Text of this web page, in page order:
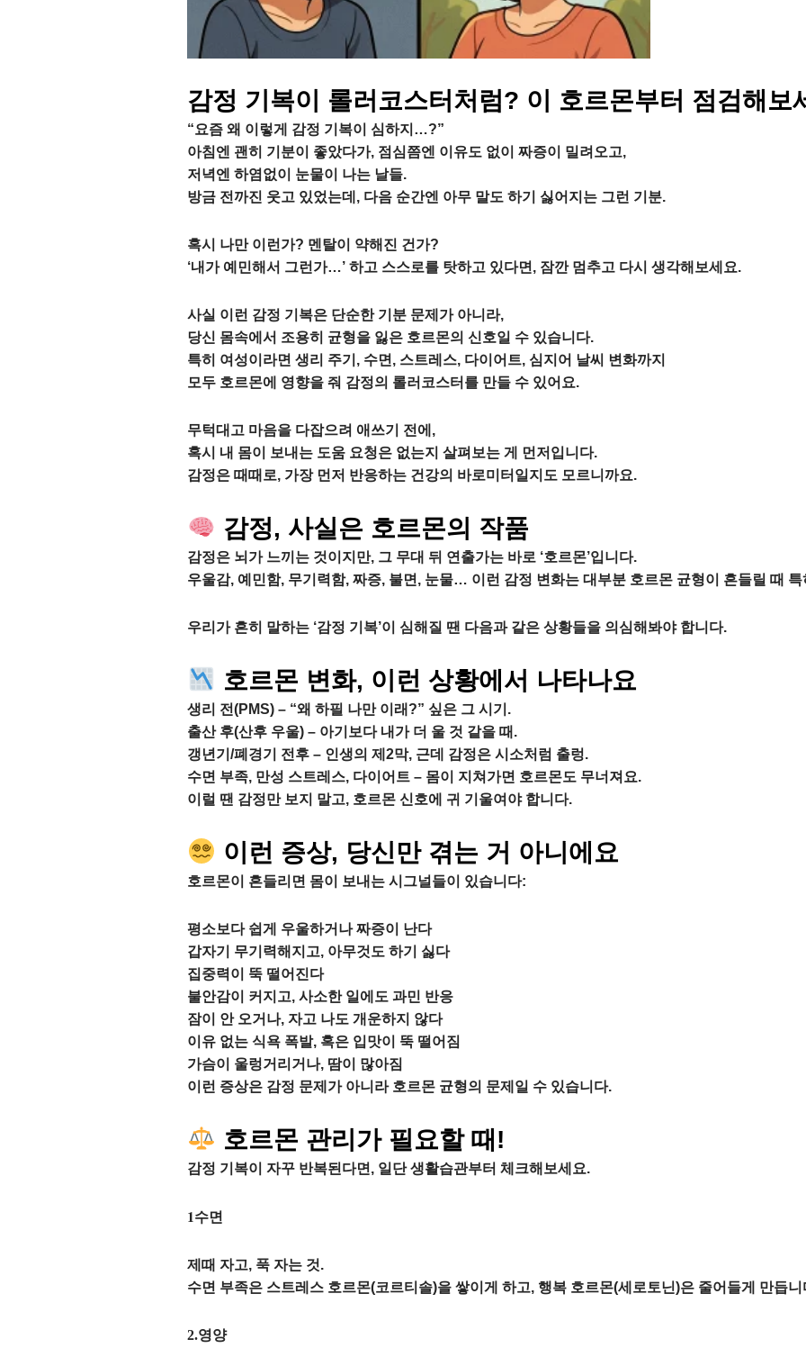
감정 기복이 롤러코스터처럼? 이 호르몬부터 점검해보
“요즘 왜 이렇게 감정 기복이 심하지…?”
아침엔 괜히 기분이 좋았다가, 점심쯤엔 이유도 없이 짜증이 밀려오고,
저녁엔 하염없이 눈물이 나는 날들.
방금 전까진 웃고 있었는데, 다음 순간엔 아무 말도 하기 싫어지는 그런 기분.
혹시 나만 이런가? 멘탈이 약해진 건가?
‘내가 예민해서 그런가…’ 하고 스스로를 탓하고 있다면, 잠깐 멈추고 다시 생각해보세요.
사실 이런 감정 기복은 단순한 기분 문제가 아니라,
당신 몸속에서 조용히 균형을 잃은 호르몬의 신호일 수 있습니다.
특히 여성이라면 생리 주기, 수면, 스트레스, 다이어트, 심지어 날씨 변화까지
모두 호르몬에 영향을 줘 감정의 롤러코스터를 만들 수 있어요.
무턱대고 마음을 다잡으려 애쓰기 전에,
혹시 내 몸이 보내는 도움 요청은 없는지 살펴보는 게 먼저입니다.
감정은 때때로, 가장 먼저 반응하는 건강의 바로미터일지도 모르니까요.
감정, 사실은 호르몬의 작품
감정은 뇌가 느끼는 것이지만, 그 무대 뒤 연출가는 바로 ‘호르몬’입니다.
우울감, 예민함, 무기력함, 짜증, 불면, 눈물… 이런 감정 변화는 대부분 호르몬 균형이 흔들릴 때
우리가 흔히 말하는 ‘감정 기복’이 심해질 땐 다음과 같은 상황들을 의심해봐야 합니다.
호르몬 변화, 이런 상황에서 나타나요
생리 전(PMS) – “왜 하필 나만 이래?” 싶은 그 시기.
출산 후(산후 우울) – 아기보다 내가 더 울 것 같을 때.
갱년기/폐경기 전후 – 인생의 제2막, 근데 감정은 시소처럼 출렁.
수면 부족, 만성 스트레스, 다이어트 – 몸이 지쳐가면 호르몬도 무너져요.
이럴 땐 감정만 보지 말고, 호르몬 신호에 귀 기울여야 합니다.
이런 증상, 당신만 겪는 거 아니에요
호르몬이 흔들리면 몸이 보내는 시그널들이 있습니다:
평소보다 쉽게 우울하거나 짜증이 난다
갑자기 무기력해지고, 아무것도 하기 싫다
집중력이 뚝 떨어진다
불안감이 커지고, 사소한 일에도 과민 반응
잠이 안 오거나, 자고 나도 개운하지 않다
이유 없는 식욕 폭발, 혹은 입맛이 뚝 떨어짐
가슴이 울렁거리거나, 땀이 많아짐
이런 증상은 감정 문제가 아니라 호르몬 균형의 문제일 수 있습니다.
호르몬 관리가 필요할 때!
감정 기복이 자꾸 반복된다면, 일단 생활습관부터 체크해보세요.
1수면
제때 자고, 푹 자는 것.
수면 부족은 스트레스 호르몬(코르티솔)을 쌓이게 하고, 행복 호르몬(세로토닌)은 줄어들게 만듭니
2.영양